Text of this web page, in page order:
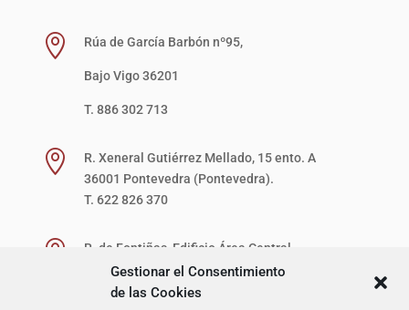
Gestionar el Consentimiento
de las Cookies
 Rúa de García Barbón nº95,
Bajo Vigo 36201
T. 886 302 713

R. Xeneral Gutiérrez Mellado, 15 ento. A
36001 Pontevedra (Pontevedra).
T. 622 826 370

R. de Fontiñas, Edificio Área Central,
1ª Planta, Local 27-D (zona verde)
15707 Santiago de Compostela (A Coruña).